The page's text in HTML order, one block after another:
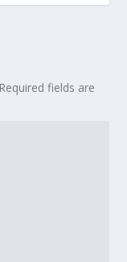
Required fields are